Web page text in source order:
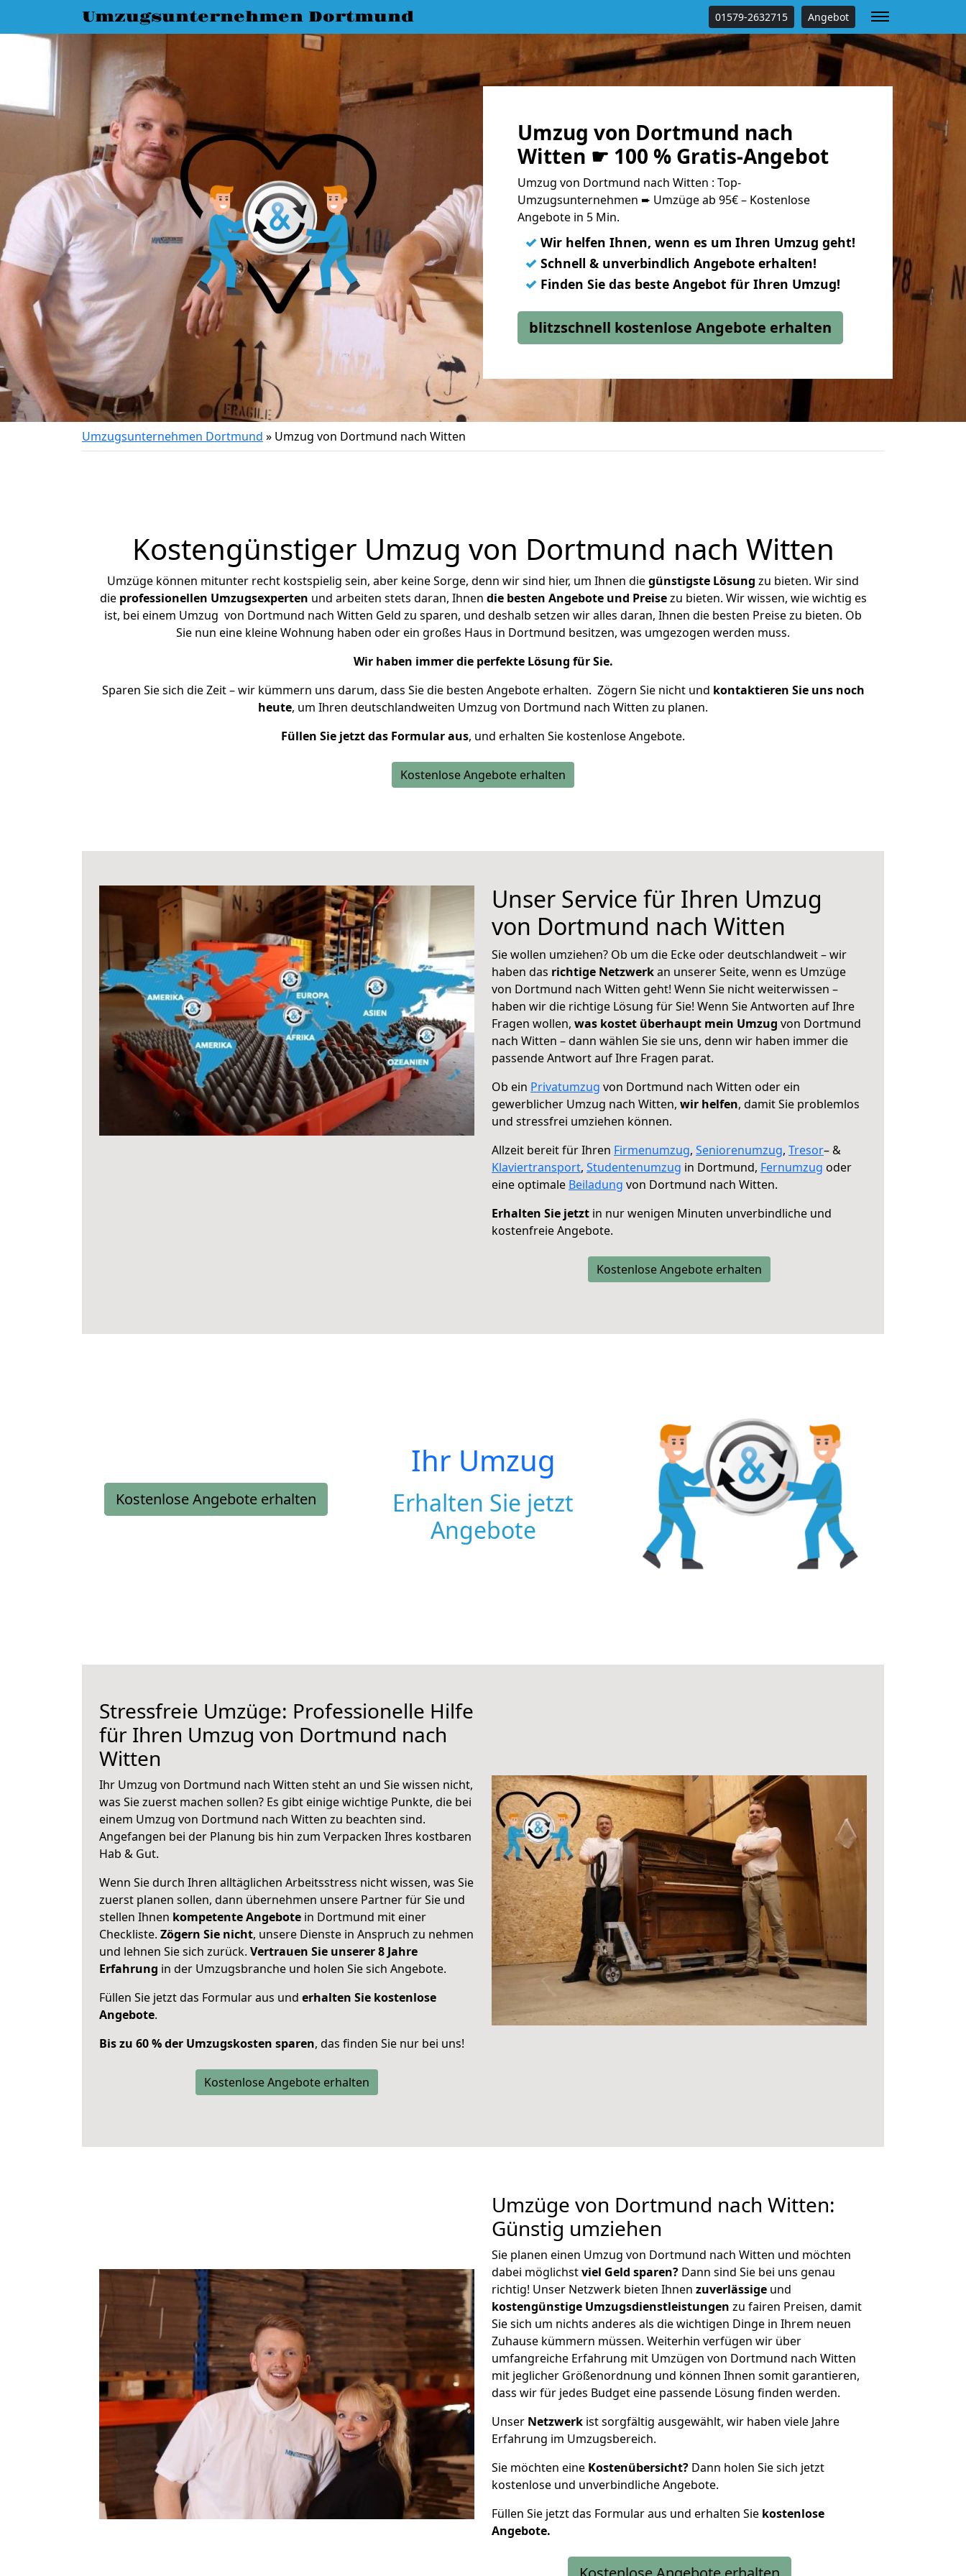
Umzugsunternehmen Dortmund 01579-2632715 Angebot
Umzug von Dortmund nach
Witten ☛ 100 % Gratis-Angebot
Umzug von Dortmund nach Witten : Top-
Umzugsunternehmen ➨ Umzüge ab 95€ – Kostenlose
Angebote in 5 Min.
✓ Wir helfen Ihnen, wenn es um Ihren Umzug geht!
✓ Schnell & unverbindlich Angebote erhalten!
✓ Finden Sie das beste Angebot für Ihren Umzug!
blitzschnell kostenlose Angebote erhalten
Umzugsunternehmen Dortmund » Umzug von Dortmund nach Witten
Kostengünstiger Umzug von Dortmund nach Witten
Umzüge können mitunter recht kostspielig sein, aber keine Sorge, denn wir sind hier, um Ihnen diegünstigste Lösung zu bieten. Wir sind
die professionellen Umzugsexperten und arbeiten stets daran, Ihnen die besten Angebote und Preisezu bieten. Wir wissen, wie wichtig es
ist, bei einem Umzug von Dortmund nach Witten Geld zu sparen, und deshalb setzen wir alles daran, Ihnen die besten Preise zu bieten. Ob
Sie nun eine kleine Wohnung haben oder ein großes Haus in Dortmund besitzen, was umgezogen werden muss.
Wir haben immer die perfekte Lösung für Sie.
Sparen Sie sich die Zeit – wir kümmern uns darum, dass Sie die besten Angebote erhalten. Zögern Sie nicht und kontaktieren Sie uns noch
heute, um Ihren deutschlandweiten Umzug von Dortmund nach Witten zu planen.
Füllen Sie jetzt das Formular aus, und erhalten Sie kostenlose Angebote.
Kostenlose Angebote erhalten
Unser Service für Ihren Umzug
von Dortmund nach Witten
Sie wollen umziehen? Ob um die Ecke oder deutschlandweit – wir
haben das richtige Netzwerkan unserer Seite, wenn es Umzüge
von Dortmund nach Witten geht! Wenn Sie nicht weiterwissen –
haben wir die richtige Lösung für Sie! Wenn Sie Antworten auf Ihre
Fragen wollen, was kostet überhaupt mein Umzug von Dortmund
nach Witten – dann wählen Sie sie uns, denn wir haben immer die
passende Antwort auf Ihre Fragen parat.
Ob ein Privatumzug von Dortmund nach Witten oder ein
gewerblicher Umzug nach Witten, wir helfen, damit Sie problemlos
und stressfrei umziehen können.
Allzeit bereit für Ihren Firmenumzug, Seniorenumzug, Tresor– &
Klaviertransport, Studentenumzug in Dortmund, Fernumzug oder
eine optimale Beiladung von Dortmund nach Witten.
Erhalten Sie jetzt in nur wenigen Minuten unverbindliche und
kostenfreie Angebote.
Kostenlose Angebote erhalten
Kostenlose Angebote erhalten
Ihr Umzug
Erhalten Sie jetzt
Angebote
Stressfreie Umzüge: Professionelle Hilfe
für Ihren Umzug von Dortmund nach
Witten
Ihr Umzug von Dortmund nach Witten steht an und Sie wissen nicht,
was Sie zuerst machen sollen? Es gibt einige wichtige Punkte, die bei
einem Umzug von Dortmund nach Witten zu beachten sind.
Angefangen bei der Planung bis hin zum Verpacken Ihres kostbaren
Hab & Gut.
Wenn Sie durch Ihren alltäglichen Arbeitsstress nicht wissen, was Sie
zuerst planen sollen, dann übernehmen unsere Partner für Sie und
stellen Ihnen kompetente Angebote in Dortmund mit einer
Checkliste. Zögern Sie nicht, unsere Dienste in Anspruch zu nehmen
und lehnen Sie sich zurück. Vertrauen Sie unserer 8 Jahre
Erfahrung in der Umzugsbranche und holen Sie sich Angebote.
Füllen Sie jetzt das Formular aus und erhalten Sie kostenlose
Angebote.
Bis zu 60 % der Umzugskosten sparen, das finden Sie nur bei uns!
Kostenlose Angebote erhalten
Umzüge von Dortmund nach Witten:
Günstig umziehen
Sie planen einen Umzug von Dortmund nach Witten und möchten
dabei möglichstviel Geld sparen? Dann sind Sie bei uns genau
richtig! Unser Netzwerk bieten Ihnen zuverlässige und
kostengünstige Umzugsdienstleistungen zu fairen Preisen, damit
Sie sich um nichts anderes als die wichtigen Dinge in Ihrem neuen
Zuhause kümmern müssen. Weiterhin verfügen wir über
umfangreiche Erfahrung mit Umzügen von Dortmund nach Witten
mit jeglicher Größenordnung und können Ihnen somit garantieren,
dass wir für jedes Budget eine passende Lösung finden werden.
Unser Netzwerk ist sorgfältig ausgewählt, wir haben viele Jahre
Erfahrung im Umzugsbereich.
Sie möchten eine Kostenübersicht? Dann holen Sie sich jetzt
kostenlose und unverbindliche Angebote.
Füllen Sie jetzt das Formular aus und erhalten Sie kostenlose
Angebote.